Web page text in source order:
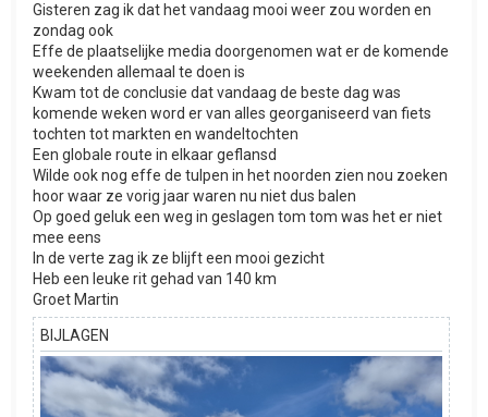
Gisteren zag ik dat het vandaag mooi weer zou worden en
zondag ook
Effe de plaatselijke media doorgenomen wat er de komende
weekenden allemaal te doen is
Kwam tot de conclusie dat vandaag de beste dag was
komende weken word er van alles georganiseerd van fiets
tochten tot markten en wandeltochten
Een globale route in elkaar geflansd
Wilde ook nog effe de tulpen in het noorden zien nou zoeken
hoor waar ze vorig jaar waren nu niet dus balen
Op goed geluk een weg in geslagen tom tom was het er niet
mee eens
In de verte zag ik ze blijft een mooi gezicht
Heb een leuke rit gehad van 140 km
Groet Martin
BIJLAGEN